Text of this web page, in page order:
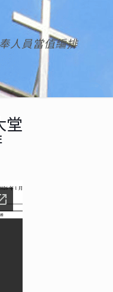
人員當值編排
堂